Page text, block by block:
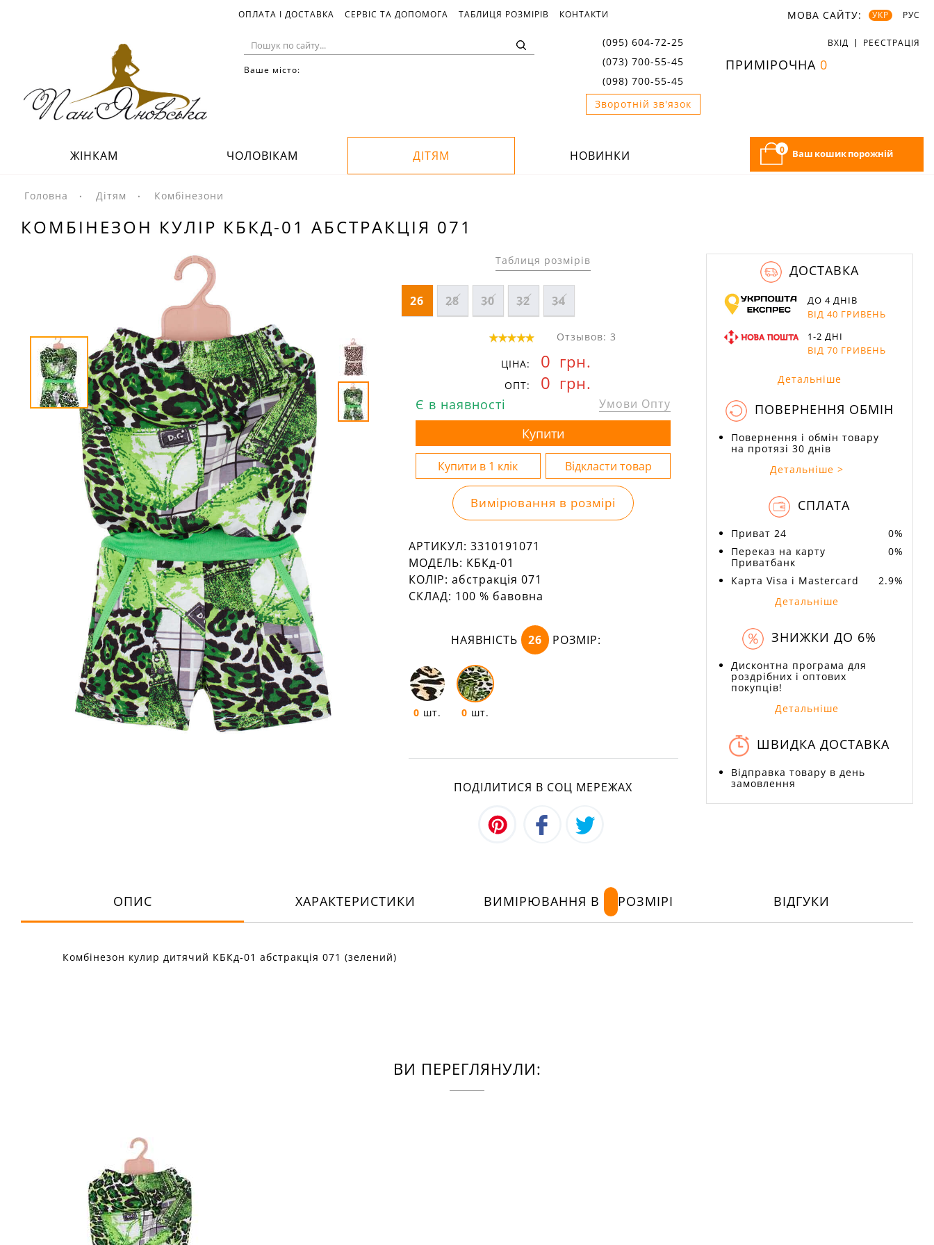
ОПЛАТА І ДОСТАВКА СЕРВІС ТА ДОПОМОГА ТАБЛИЦЯ РОЗМІРІВ КОНТАКТИ МОВА САЙТУ: УКР РУС
Ваше місто:
(095) 604-72-25
(073) 700-55-45
(098) 700-55-45
Зворотній зв'язок
ВХІД РЕЄСТРАЦІЯ
ПРИМІРОЧНА 0
0 Ваш кошик порожній
ЖІНКАМ ЧОЛОВІКАМ ДІТЯМ НОВИНКИ
Головна Дітям Комбінезони
КОМБІНЕЗОН КУЛІР КБКД-01 АБСТРАКЦІЯ 071
Таблиця розмірів
26 28 30 32 34
Отзывов: 3
ЦІНА: 0 грн.
ОПТ: 0 грн.
Є в наявності Умови Опту
Вимірювання в розмірі
АРТИКУЛ: 3310191071
МОДЕЛЬ: КБКд-01
КОЛІР: абстракція 071
СКЛАД: 100 % бавовна
НАЯВНІСТЬ 26 РОЗМІР:
0 шт. 0 шт.
ПОДІЛИТИСЯ В СОЦ МЕРЕЖАХ
ДОСТАВКА
ДО 4 ДНІВ
ВІД 40 ГРИВЕНЬ
1-2 ДНІ
ВІД 70 ГРИВЕНЬ
Детальніше
ПОВЕРНЕННЯ ОБМІН
Повернення і обмін товару
на протязі 30 днів
Детальніше >
СПЛАТА
Приват 24
0%
Переказ на карту
Приватбанк
0%
Карта Visa і Mastercard
2.9%
Детальніше
ЗНИЖКИ ДО 6%
Дисконтна програма для
роздрібних і оптових
покупців!
Детальніше
ШВИДКА ДОСТАВКА
Відправка товару в день
замовлення
ОПИС ХАРАКТЕРИСТИКИ ВИМІРЮВАННЯ В РОЗМІРІ ВІДГУКИ
Комбінезон кулир дитячий КБКд-01 абстракція 071 (зелений)
ВИ ПЕРЕГЛЯНУЛИ: